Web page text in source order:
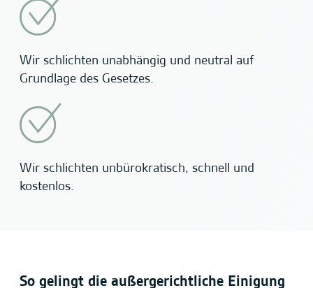
Wir schlichten unabhängig und neutral auf
Grundlage des Gesetzes.
Wir schlichten unbürokratisch, schnell und
kostenlos.
So gelingt die außergerichtliche Einigung